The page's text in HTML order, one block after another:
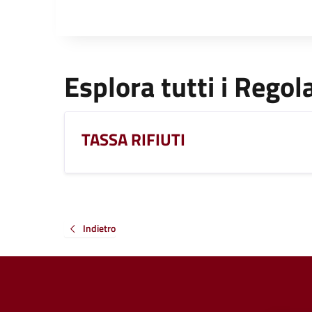
Esplora tutti i
TASSA RIFIUTI
Indietro